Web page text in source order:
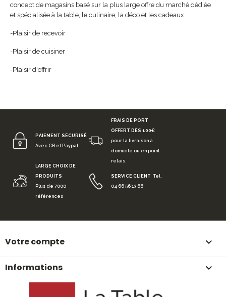
concept de magasins basé sur la plus large offre du marché dédiée
et spécialisée à la table, le culinaire, la déco et les cadeaux
-Plaisir de recevoir
-Plaisir de cuisiner
-Plaisir d'offrir
PAIEMENT SÉCURISÉ
Avec CB et Paypal
FRAIS DE PORT
OFFERT DÈS 100€
pour la livraison à
domicile ou en point
relais.
LARGE CHOIX DE
PRODUITS
Plus de 7000
références
SERVICE CLIENT Tel.
04 66 56 13 66
Votre compte 
Informations 